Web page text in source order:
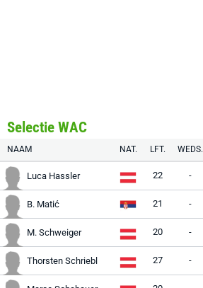
Selectie WAC
NAAM NAT. LFT. WEDS.
Luca Hassler 22 -
B. Matić 21 -
M. Schweiger 20 -
Thorsten Schriebl 27 -